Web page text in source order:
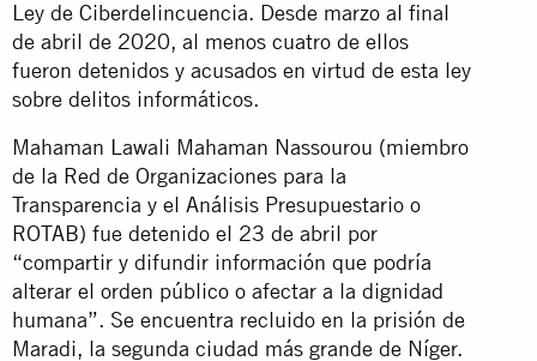
Ley de Ciberdelincuencia. Desde marzo al final
de abril de 2020, al menos cuatro de ellos
fueron detenidos y acusados en virtud de esta ley
sobre delitos informáticos.
Mahaman Lawali Mahaman Nassourou (miembro
de la Red de Organizaciones para la
Transparencia y el Análisis Presupuestario o
ROTAB) fue detenido el 23 de abril por
“compartir y difundir información que podría
alterar el orden público o afectar a la dignidad
humana”. Se encuentra recluido en la prisión de
Maradi, la segunda ciudad más grande de Níger.